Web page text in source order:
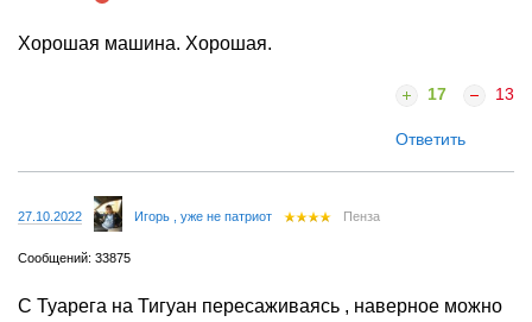
Хорошая машина. Хорошая.
17 13
Ответить
27.10.2022 Игорь , уже не патриот Пенза
Сообщений: 33875
С Туарега на Тигуан пересаживаясь , наверное можно